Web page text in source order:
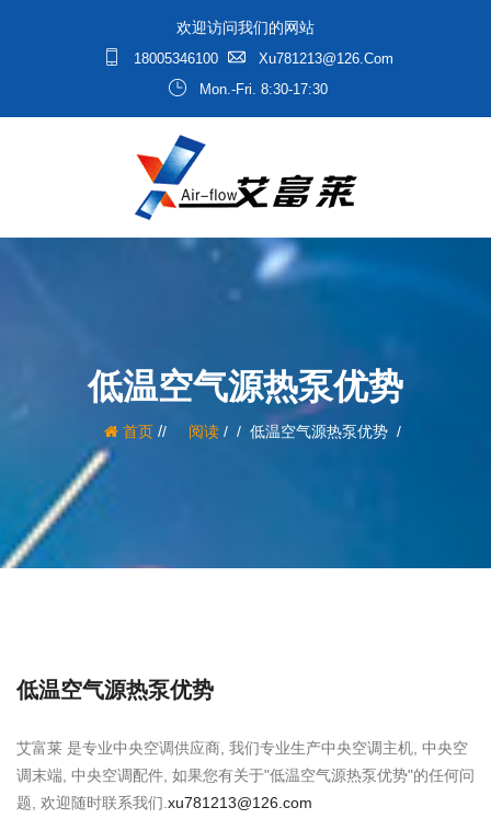
欢迎访问我们的网站
18005346100
Xu781213@126.com
Mon.-Fri. 8:30-17:30
低温空气源热泵优势
首页/ 阅读/ 低温空气源热泵优势
低温空气源热泵优势
艾富莱 是专业中央空调供应商, 我们专业生产中央空调主机, 中央空
调末端, 中央空调配件, 如果您有关于"低温空气源热泵优势"的任何问
题, 欢迎随时联系我们. xu781213@126.com